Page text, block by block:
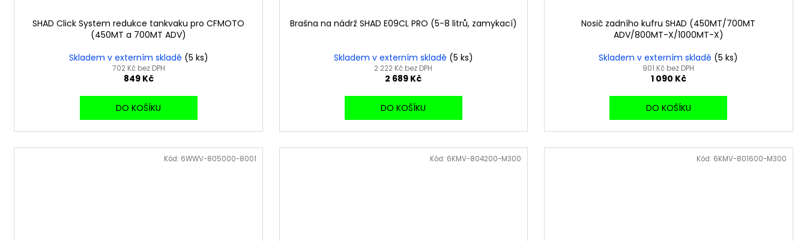
SHAD Click System redukce tankvaku pro CFMOTO
(450MT a 700MT ADV)
Skladem v externím skladě (5 ks)
702 Kč bez DPH
849 Kč
DO KOŠÍKU
Brašna na nádrž SHAD E09CL PRO (5-8 litrů, zamykací)
Skladem v externím skladě (5 ks)
2 222 Kč bez DPH
2 689 Kč
DO KOŠÍKU
Nosič zadního kufru SHAD (450MT/700MT
ADV/800MT-X/1000MT-X)
Skladem v externím skladě (5 ks)
901 Kč bez DPH
1 090 Kč
DO KOŠÍKU
Kód: 6WWV-805000-8001 Kód: 6KMV-804200-M300 Kód: 6KMV-801600-M300